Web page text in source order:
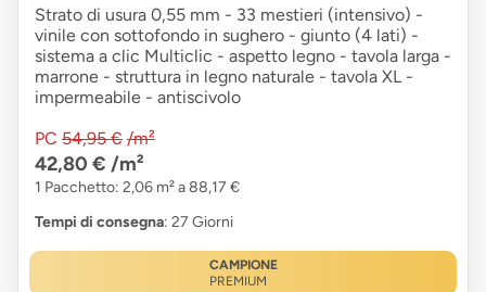
Strato di usura 0,55 mm - 33 mestieri (intensivo) -
vinile con sottofondo in sughero - giunto (4 lati) -
sistema a clic Multiclic - aspetto legno - tavola larga -
marrone - struttura in legno naturale - tavola XL -
impermeabile - antiscivolo
PC 54,95 € /m²
42,80 € /m²
1 Pacchetto: 2,06 m² a 88,17 €
Tempi di consegna: 27 Giorni
CAMPIONE
PREMIUM